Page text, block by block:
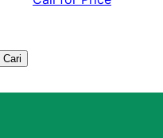
Cari